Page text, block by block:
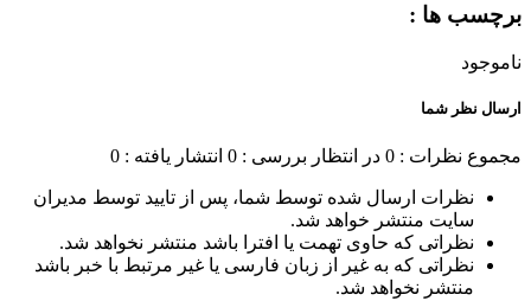
برچسب ها :
ناموجود
ارسال نظر شما
مجموع نظرات : 0 در انتظار بررسی : 0 انتشار یافته : 0
نظرات ارسال شده توسط شما، پس از تایید توسط مدیران
سایت منتشر خواهد شد.
نظراتی که حاوی تهمت یا افترا باشد منتشر نخواهد شد.
نظراتی که به غیر از زبان فارسی یا غیر مرتبط با خبر باشد
منتشر نخواهد شد.